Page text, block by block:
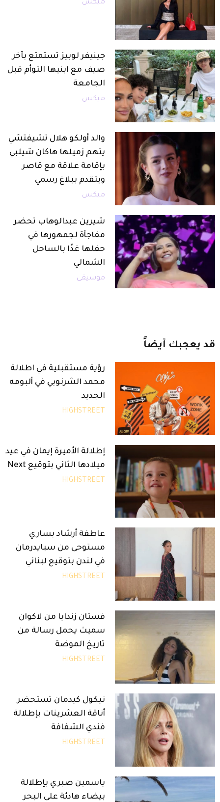
ميكس
جينيفر لوبيز تستمتع بآخر
صيف مع ابنيها التوأم قبل
الجامعة
ميكس
والد أولكو هلال تشيفتشي
يتهم زميلها هاكان شيلبي
بإقامة علاقة مع قاصر
ويتقدم ببلاغ رسمي
ميكس
شيرين عبدالوهاب تحضر
مفاجأة لجمهورها في
حفلها غدًا بالساحل
الشمالي
موسيقى
قد يعجبك أيضاً
رؤية مستقبلية في اطلالة
محمد الشرنوبي في ألبومه
الجديد
HIGHSTREET
إطلالة الأميرة إيمان في عيد
ميلادها الثاني بتوقيع Next
HIGHSTREET
عاطفة أرشاد بساري
مستوحى من سبايدرمان
في لندن بتوقيع لبناني
HIGHSTREET
فستان زندايا من لاكوان
سميث يحمل رسالة من
تاريخ الموضة
HIGHSTREET
نيكول كيدمان تستحضر
أناقة العشرينات بإطلالة
فندي الشفافة
HIGHSTREET
ياسمين صبري بإطلالة
بيضاء هادئة على البحر